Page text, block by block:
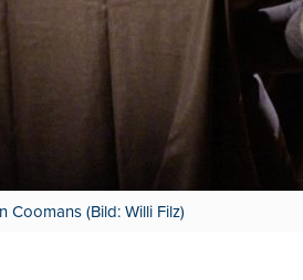
Coomans (Bild: Willi Filz)